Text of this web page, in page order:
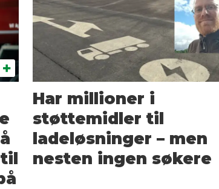
Har millioner i
støttemidler til
ladeløsninger – men
nesten ingen søkere